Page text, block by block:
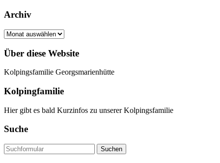
Archiv
Archiv
Über diese Website
Kolpingsfamilie Georgsmarienhütte
Kolpingfamilie
Hier gibt es bald Kurzinfos zu unserer Kolpingsfamilie
Suche
Suchen
nach: